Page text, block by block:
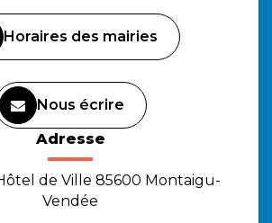
Horaires des mairies
Nous écrire
Adresse
de Ville 85600 Montaigu-
Vendée